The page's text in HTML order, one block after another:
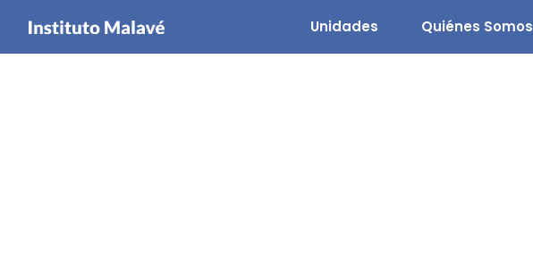
Unidades Quiénes Somos